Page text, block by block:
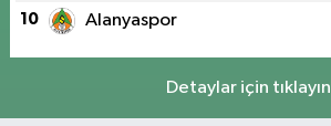
10 Alanyaspor
Detaylar için tıklayın